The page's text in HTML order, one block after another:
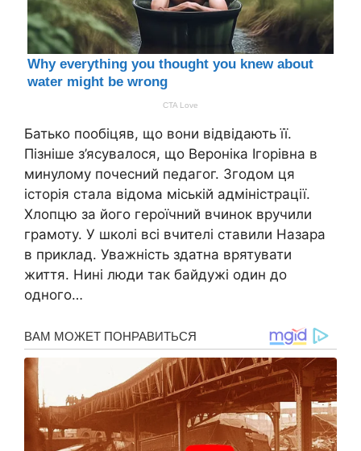
Батько пообіцяв, що вони відвідають її.
Пізніше з’ясувалося, що Вероніка Ігорівна в
минулому почесний педагог. Згодом ця
історія стала відома міській адміністрації.
Хлопцю за його героїчний вчинок вручили
грамоту. У школі всі вчителі ставили Назара
в приклад. Уважність здатна врятувати
життя. Нині люди так байдужі один до
одного…